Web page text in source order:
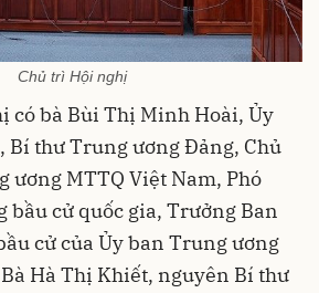
Chủ trì Hội nghị
có bà Bùi Thị Minh Hoài, Ủy
Bí thư Trung ương Đảng, Chủ
ương MTTQ Việt Nam, Phó
bầu cử quốc gia, Trưởng Ban
cử của Ủy ban Trung ương
Hà Thị Khiết, nguyên Bí thư